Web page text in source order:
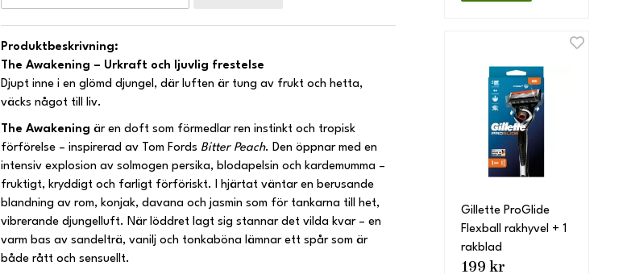
Produktbeskrivning:
The Awakening – Urkraft och ljuvlig frestelse
Djupt inne i en glömd djungel, där luften är tung av frukt och hetta,
väcks något till liv.
The Awakening är en doft som förmedlar ren instinkt och tropisk
förförelse – inspirerad av Tom Fords Bitter Peach. Den öppnar med en
intensiv explosion av solmogen persika, blodapelsin och kardemumma –
fruktigt, kryddigt och farligt förföriskt. I hjärtat väntar en berusande
blandning av rom, konjak, davana och jasmin som för tankarna till het,
vibrerande djungelluft. När löddret lagt sig stannar det vilda kvar – en
varm bas av sandelträ, vanilj och tonkaböna lämnar ett spår som är
både rått och sensuellt.
Gillette ProGlide
Flexball rakhyvel + 1
rakblad
199 kr